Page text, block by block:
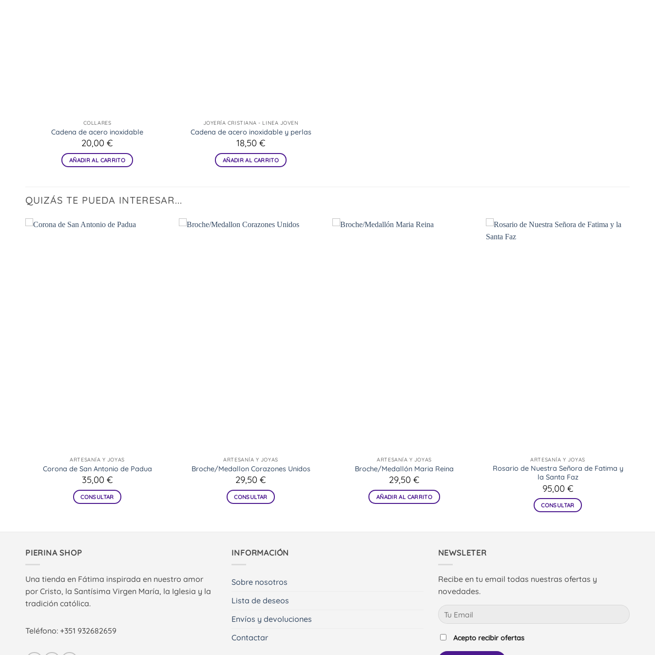
COLLARES
Cadena de acero inoxidable
20,00 €
AÑADIR AL CARRITO
JOYERÍA CRISTIANA - LINEA JOVEN
Cadena de acero inoxidable y perlas
18,50 €
AÑADIR AL CARRITO
QUIZÁS TE PUEDA INTERESAR...
ARTESANÍA Y JOYAS
Corona de San Antonio de Padua
35,00 €
CONSULTAR
ARTESANÍA Y JOYAS
Broche/Medallon Corazones Unidos
29,50 €
CONSULTAR
ARTESANÍA Y JOYAS
Broche/Medallón Maria Reina
29,50 €
AÑADIR AL CARRITO
ARTESANÍA Y JOYAS
Rosario de Nuestra Señora de Fatima y
la Santa Faz
95,00 €
CONSULTAR
PIERINA SHOP
Una tienda en Fátima inspirada en nuestro amor
por Cristo, la Santísima Virgen María, la Iglesia y la
tradición católica.
Teléfono: +351 932682659
INFORMACIÓN
Sobre nosotros
Lista de deseos
Envíos y devoluciones
Contactar
NEWSLETER
Recibe en tu email todas nuestras ofertas y
novedades.
Acepto recibir ofertas